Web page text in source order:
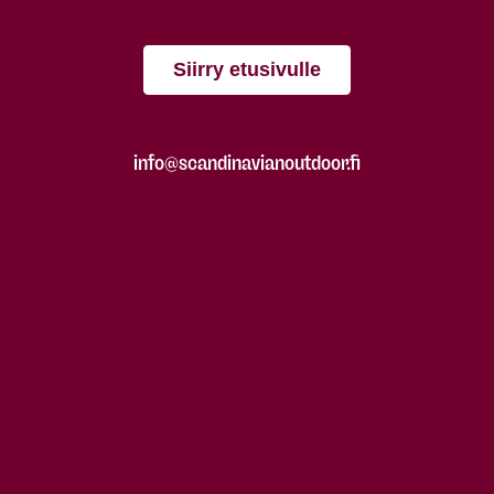
Siirry etusivulle
info@scandinavianoutdoor.fi